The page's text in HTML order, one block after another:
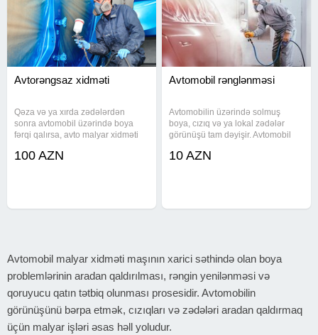
Avtorəngsaz xidməti
Qəza və ya xırda zədələrdən
sonra avtomobil üzərində boya
fərqi qalırsa, avto malyar xidməti
mümkündür. Avtomobil
100 AZN
Avtomobil rənglənməsi
Avtomobilin üzərində solmuş
boya, cızıq və ya lokal zədələr
görünüşü tam dəyişir. Avtomobil
xidməti göstərirəm. Həm tam
10 AZN
Avtomobil malyar xidməti maşının xarici səthində olan boya
problemlərinin aradan qaldırılması, rəngin yenilənməsi və
qoruyucu qatın tətbiq olunması prosesidir. Avtomobilin
görünüşünü bərpa etmək, cızıqları və zədələri aradan qaldırmaq
üçün malyar işləri əsas həll yoludur.